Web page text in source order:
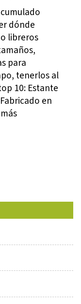
dónde
libreros
para
tenerlos al
10: Estante
en